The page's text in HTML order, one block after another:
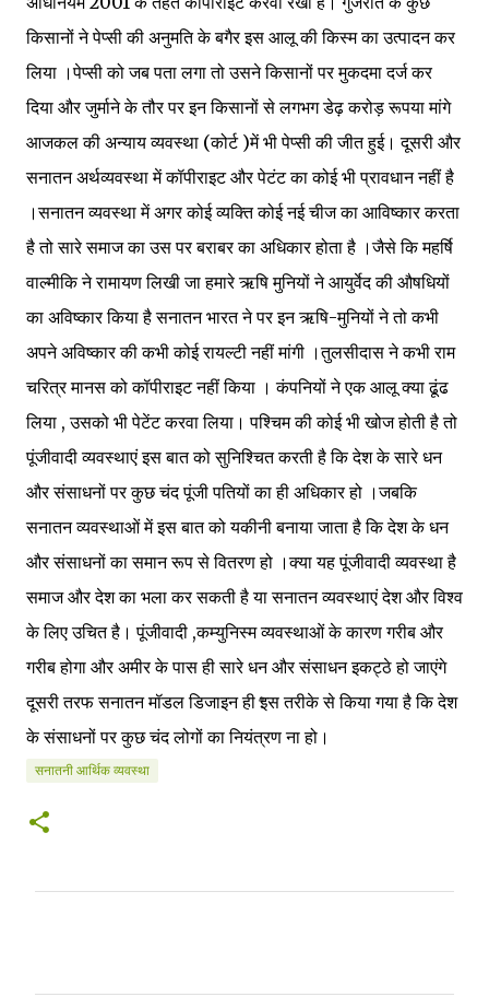
किसानों ने पेप्सी की अनुमति के बगैर इस आलू की किस्म का उत्पादन कर
लिया ।पेप्सी को जब पता लगा तो उसने किसानों पर मुकदमा दर्ज कर
दिया और जुर्माने के तौर पर इन किसानों से लगभग डेढ़ करोड़ रूपया मांगे
आजकल की अन्याय व्यवस्था (कोर्ट )में भी पेप्सी की जीत हुई। दूसरी और
सनातन अर्थव्यवस्था में कॉपीराइट और पेटंट का कोई भी प्रावधान नहीं है
।सनातन व्यवस्था में अगर कोई व्यक्ति कोई नई चीज का आविष्कार करता
है तो सारे समाज का उस पर बराबर का अधिकार होता है ।जैसे कि महर्षि
वाल्मीकि ने रामायण लिखी जा हमारे ऋषि मुनियों ने आयुर्वेद की औषधियों
का अविष्कार किया है सनातन भारत ने पर इन ऋषि-मुनियों ने तो कभी
अपने अविष्कार की कभी कोई रायल्टी नहीं मांगी ।तुलसीदास ने कभी राम
चरित्र मानस को कॉपीराइट नहीं किया । कंपनियों ने एक आलू क्या ढूंढ
लिया , उसको भी पेटेंट करवा लिया। पश्चिम की कोई भी खोज होती है तो
पूंजीवादी व्यवस्थाएं इस बात को सुनिश्चित करती है कि देश के सारे धन
और संसाधनों पर कुछ चंद पूंजी पतियों का ही अधिकार हो ।जबकि
सनातन व्यवस्थाओं में इस बात को यकीनी बनाया जाता है कि देश के धन
और संसाधनों का समान रूप से वितरण हो ।क्या यह पूंजीवादी व्यवस्था है
समाज और देश का भला कर सकती है या सनातन व्यवस्थाएं देश और विश्व
के लिए उचित है। पूंजीवादी ,कम्युनिस्म व्यवस्थाओं के कारण गरीब और
गरीब होगा और अमीर के पास ही सारे धन और संसाधन इकट्ठे हो जाएंगे
दूसरी तरफ सनातन मॉडल डिजाइन ही इस तरीके से किया गया है कि देश
के संसाधनों पर कुछ चंद लोगों का नियंत्रण ना हो।
सनातनी आर्थिक व्यवस्था